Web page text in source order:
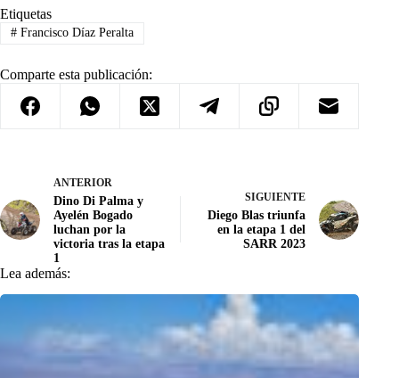
Etiquetas
#Francisco Díaz Peralta
Comparte esta publicación:
ANTERIOR
Dino Di Palma y
Ayelén Bogado
luchan por la
victoria tras la etapa
1
SIGUIENTE
Diego Blas triunfa
en la etapa 1 del
SARR 2023
Lea además: